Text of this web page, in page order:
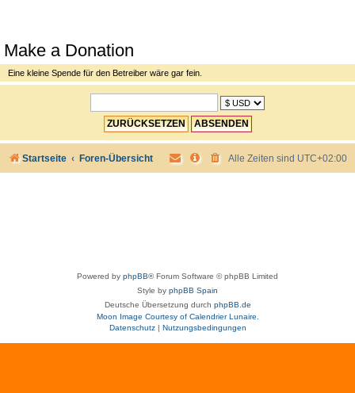
Make a Donation
Eine kleine Spende für den Betreiber wäre gar fein.
Startseite Foren-Übersicht Alle Zeiten sind UTC+02:00
Powered by phpBB® Forum Software © phpBB Limited
Style by phpBB Spain
Deutsche Übersetzung durch phpBB.de
Moon Image Courtesy of Calendrier Lunaire.
Datenschutz| Nutzungsbedingungen